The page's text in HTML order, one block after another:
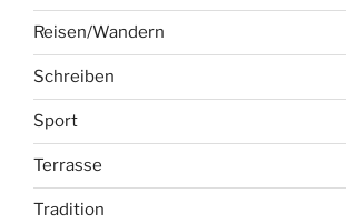
Reisen/Wandern
Schreiben
Sport
Terrasse
Tradition